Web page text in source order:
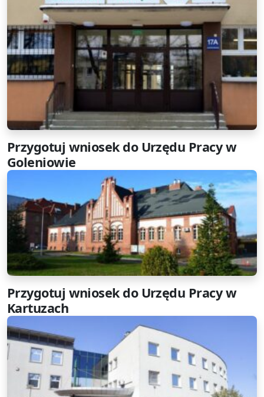
Przygotuj wniosek do Urzędu Pracy w
Goleniowie
Przygotuj wniosek do Urzędu Pracy w
Kartuzach